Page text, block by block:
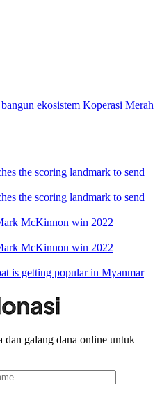
ekosistem Koperasi Merah
the scoring landmark to send
the scoring landmark to send
McKinnon win 2022
McKinnon win 2022
is getting popular in Myanmar
dan galang dana online untuk